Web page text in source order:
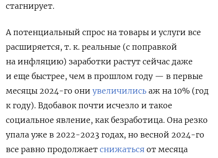
стагнирует.
А потенциальный спрос на товары и услуги все
расширяется, т. к. реальные (с поправкой
на инфляцию) заработки растут сейчас даже
и еще быстрее, чем в прошлом году — в первые
месяцы 2024-го они увеличились аж на 10% (год
к году). Вдобавок почти исчезло и такое
социальное явление, как безработица. Она резко
упала уже в 2022-2023 годах, но весной 2024-го
все равно продолжает снижаться от месяца